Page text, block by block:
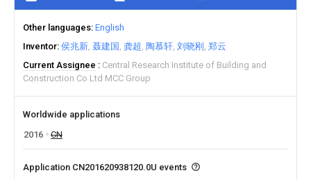
Other languages English
Inventor 侯兆新 聂建国 龚超 陶慕轩 刘晓刚 郑云
Current Assignee
Central Research Institute of Building and
Construction Co Ltd MCC Group
Worldwide applications
2016
CN
Application CN201620938120.0U events